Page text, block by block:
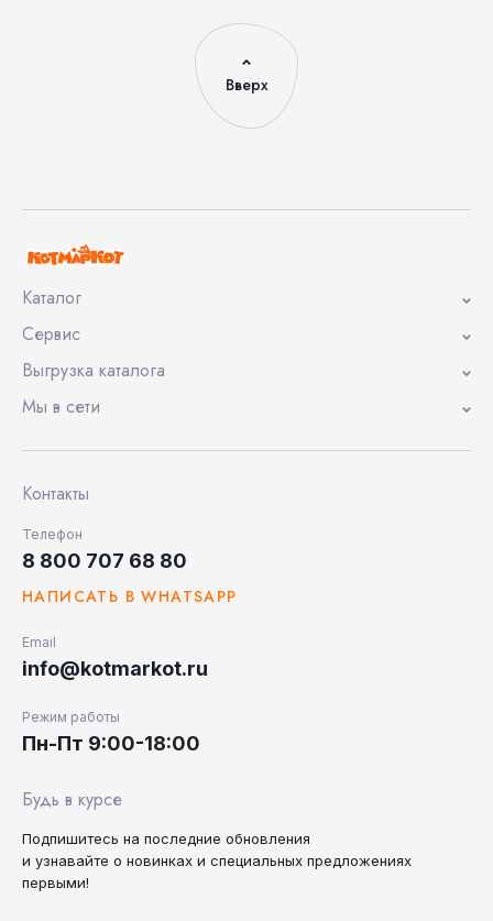
Вверх
Каталог
Сервис
Выгрузка каталога
Мы в сети
Контакты
Телефон
8 800 707 68 80
НАПИСАТЬ В WHATSAPP
Email
info@kotmarkot.ru
Режим работы
Пн-Пт 9:00-18:00
Будь в курсе
Подпишитесь на последние обновления
и узнавайте о новинках и специальных предложениях
первыми!